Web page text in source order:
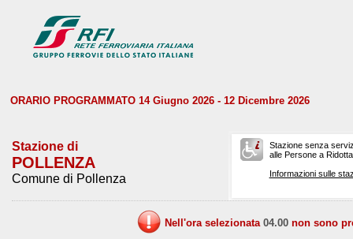
ORARIO PROGRAMMATO 14 Giugno 2026 - 12 Dicembre 2026
Stazione di
POLLENZA
Comune di Pollenza
Stazione senza
alle Persone a
Informazioni sulle
Nell'ora selezionata 04.00 non sono